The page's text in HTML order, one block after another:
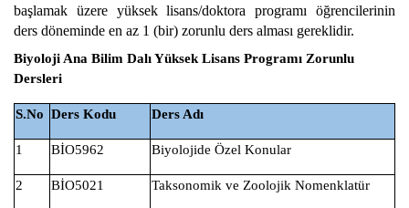
başlamak üzere yüksek lisans/doktora programı öğrencilerinin
ders döneminde en az 1 (bir) zorunlu ders alması gereklidir.
Biyoloji Ana Bilim Dalı Yüksek Lisans Programı Zorunlu
Dersleri
S.No Ders Kodu Ders Adı
1 BİO5962 Biyolojide Özel Konular
2 BİO5021 Taksonomik ve Zoolojik Nomenklatür